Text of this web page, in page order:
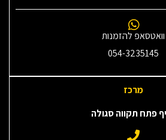
וואטסאפ להזמנות
054-3235145‎
מרכז
פתח תקווה סגולה